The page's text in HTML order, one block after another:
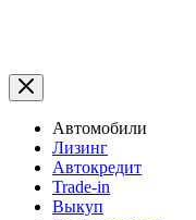
Автомобили
Лизинг
Автокредит
Trade-in
Выкуп